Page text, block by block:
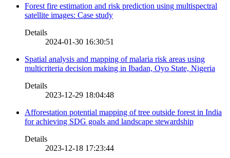
Forest fire estimation and risk prediction using multispectral
satellite images: Case study
Details
2024-01-30 16:30:51
Spatial analysis and mapping of malaria risk areas using
multicriteria decision making in Ibadan, Oyo State, Nigeria
Details
2023-12-29 18:04:48
Afforestation potential mapping of tree outside forest in India
for achieving SDG goals and landscape stewardship
Details
2023-12-18 17:23:44